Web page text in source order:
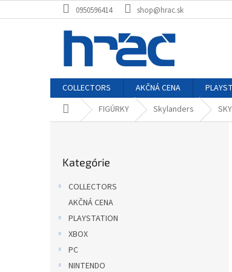
na
0950596414 shop@hrac.sk
COLLECTORS AKČNÁ CENA
DomovFIGÚRKY Skylanders
kategórie
Kategórie
COLLECTORS
AKČNÁ CENA
PLAYSTATION
XBOX
PC
NINTENDO